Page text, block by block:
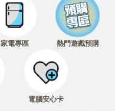
家電專區 熱門遊戲預購
電腦安心卡